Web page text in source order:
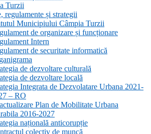
Turzii
regulamente și strategii
Municipiului Câmpia Turzii
de organizare și funcționare
Intern
de securitate informatică
de dezvoltare culturală
de dezvoltare locală
Integrata de Dezvolatare Urbana 2021-
– RO
Plan de Mobilitate Urbana
2016-2027
națională anticorupție
colectiv de muncă